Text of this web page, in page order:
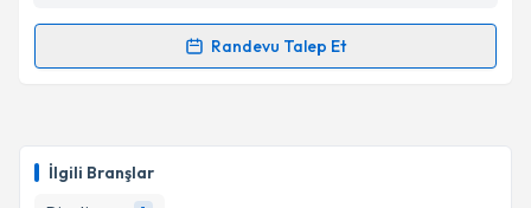
İlgili Branşlar
Randevu Talep Et
Randevu Takvimi Talebi
takvim hazırlandığında e-posta ile bilgilendireceğiz.